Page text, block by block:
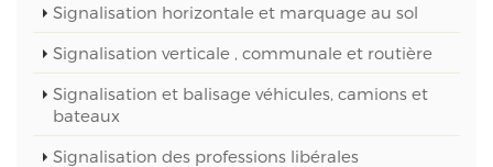
Signalisation horizontale et marquage au sol
Signalisation verticale , communale et routière
Signalisation et balisage véhicules, camions et
bateaux
Signalisation des professions libérales